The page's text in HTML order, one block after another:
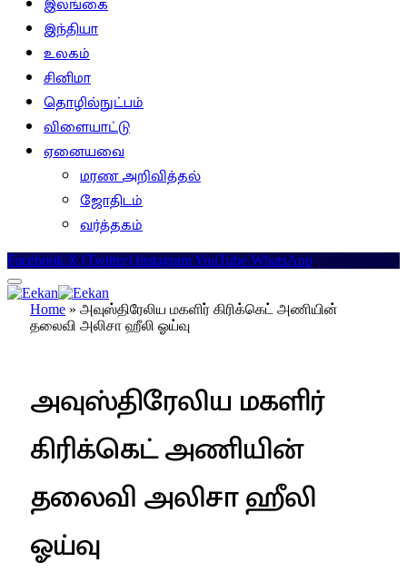
இலங்கை
இந்தியா
உலகம்
சினிமா
தொழில்நுட்பம்
விளையாட்டு
ஏனையவை
மரண அறிவித்தல்
ஜோதிடம்
வர்த்தகம்
Facebook X (Twitter) InstagramYouTube WhatsApp
Home » அவுஸ்திரேலிய மகளிர் கிரிக்கெட் அணியின்
தலைவி அலிசா ஹீலி ஓய்வு
அவுஸ்திரேலிய மகளிர்
கிரிக்கெட் அணியின்
தலைவி அலிசா ஹீலி
ஓய்வு